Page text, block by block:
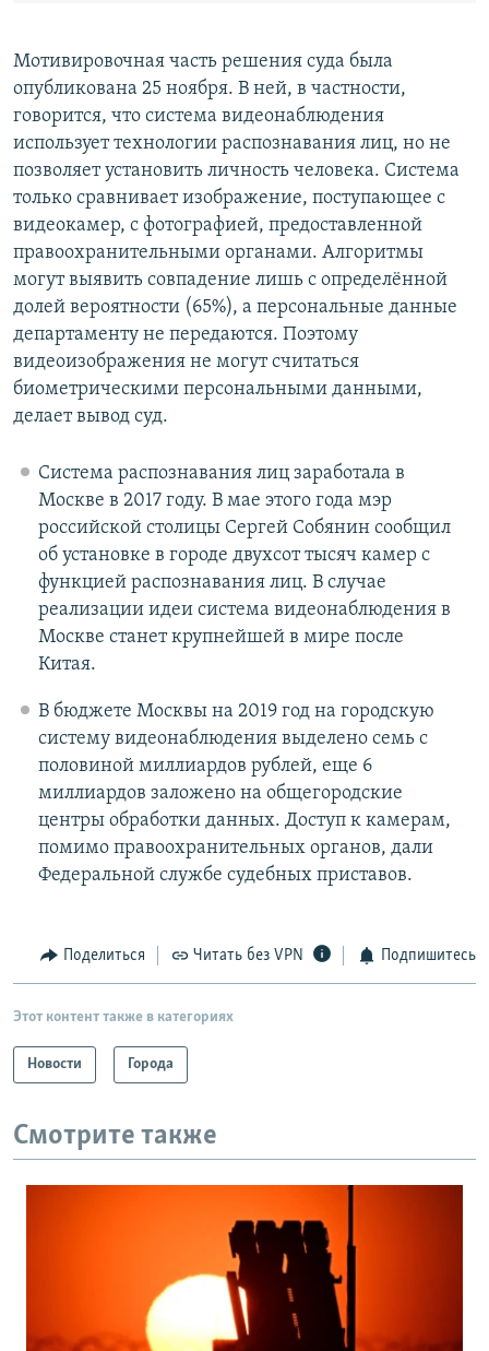
Мотивировочная часть решения суда была
опубликована 25 ноября. В ней, в частности,
говорится, что система видеонаблюдения
использует технологии распознавания лиц, но не
позволяет установить личность человека. Система
только сравнивает изображение, поступающее с
видеокамер, с фотографией, предоставленной
правоохранительными органами. Алгоритмы
могут выявить совпадение лишь с определённой
долей вероятности (65%), а персональные данные
департаменту не передаются. Поэтому
видеоизображения не могут считаться
биометрическими персональными данными,
делает вывод суд.
Система распознавания лиц заработала в
Москве в 2017 году. В мае этого года мэр
российской столицы Сергей Собянин сообщил
об установке в городе двухсот тысяч камер с
функцией распознавания лиц. В случае
реализации идеи система видеонаблюдения в
Москве станет крупнейшей в мире после
Китая.
В бюджете Москвы на 2019 год на городскую
систему видеонаблюдения выделено семь с
половиной миллиардов рублей, еще 6
миллиардов заложено на общегородские
центры обработки данных. Доступ к камерам,
помимо правоохранительных органов, дали
Федеральной службе судебных приставов.
Поделиться Читать без VPN Подпишитесь
Этот контент также в категориях
Новости Города
Смотрите также